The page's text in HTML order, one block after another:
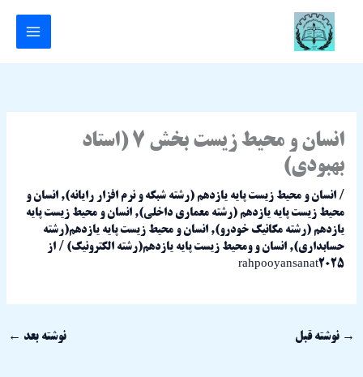
انسان و محیط زیست بخش 7 (استاد
بهبودی)
/انسان و محیط زیست پایه یازدهم (رشته شبکه و نرم افزار رایانه),انسان و
محیط زیست پایه یازدهم (رشته معماری داخلی),انسان و محیط زیست پایه
یازدهم (رشته مکانیک خودرو),انسان و محیط زیست پایه یازدهم(رشته
حسابداری),انسان و ومحیط زیست پایه یازدهم(رشته الکترونیک) / از
rahpooyansanat2025
→ نوشته قبل نوشته بعد ←